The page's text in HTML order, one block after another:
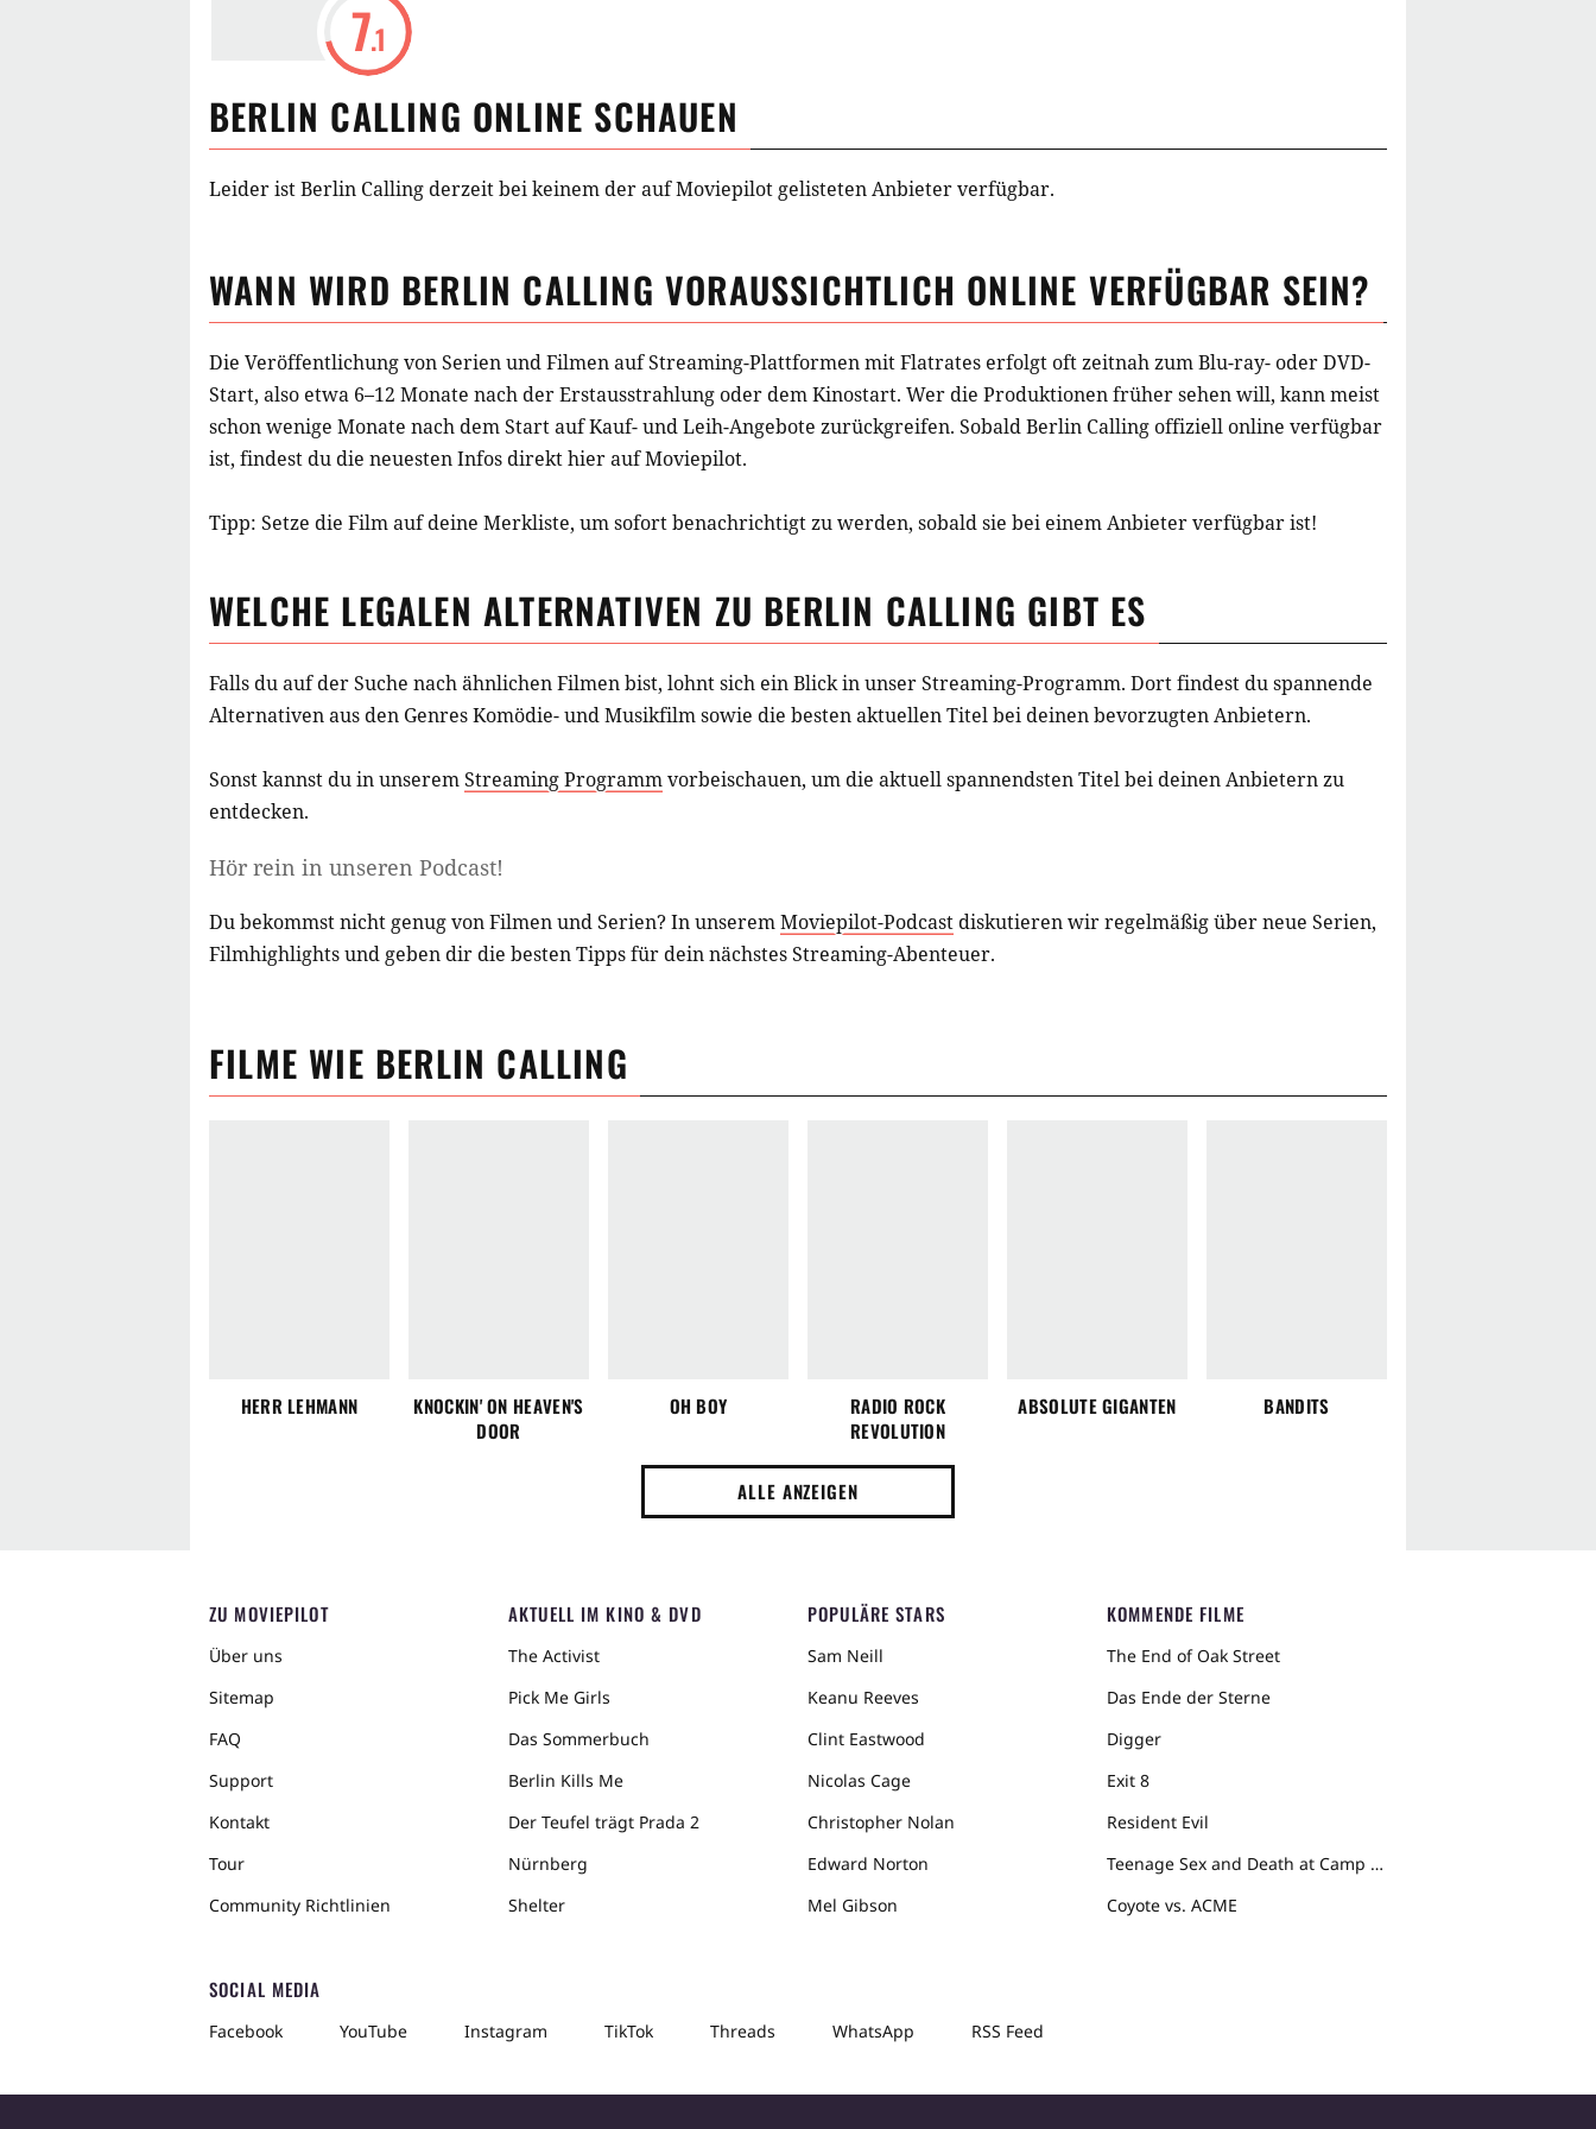
7.1
BERLIN CALLING ONLINE SCHAUEN
Leider ist Berlin Calling derzeit bei keinem der auf Moviepilot gelisteten Anbieter verfügbar.
WANN WIRD BERLIN CALLING VORAUSSICHTLICH ONLINE VERFÜGBAR SEIN?
Die Veröffentlichung von Serien und Filmen auf Streaming-Plattformen mit Flatrates erfolgt oft zeitnah zum Blu-ray- oder DVD-
Start, also etwa 6–12 Monate nach der Erstausstrahlung oder dem Kinostart. Wer die Produktionen früher sehen will, kann meist
schon wenige Monate nach dem Start auf Kauf- und Leih-Angebote zurückgreifen. SobaldBerlin Calling offiziell online verfügbar
ist, findest du die neuesten Infos direkt hier auf Moviepilot.
Tipp: Setze die Filmauf deine Merkliste, um sofort benachrichtigt zu werden, sobald sie bei einem Anbieter verfügbar ist!
WELCHE LEGALEN ALTERNATIVEN ZU BERLIN CALLING GIBT ES
Falls du auf der Suche nach ähnlichenFilmenbist, lohnt sich ein Blick in unser Streaming-Programm. Dort findest du spannende
Alternativen aus den Genres Komödie- und Musikfilmsowie die besten aktuellen Titel bei deinen bevorzugten Anbietern.
Sonst kannst du in unseremStreaming Programmvorbeischauen, um die aktuell spannendsten Titel bei deinen Anbietern zu
entdecken.
Hör rein in unseren Podcast!
Du bekommst nicht genug von Filmen und Serien? In unseremMoviepilot-Podcast diskutieren wir regelmäßig über neue Serien,
Filmhighlights und geben dir die besten Tipps für dein nächstes Streaming-Abenteuer.
FILME WIE BERLIN CALLING
HERR LEHMANN
KNOCKIN' ON HEAVEN'S
DOOR
OH BOY
RADIO ROCK
REVOLUTION
ABSOLUTE GIGANTEN BANDITS
ALLE ANZEIGEN
ZU MOVIEPILOT
Über uns
Sitemap
FAQ
Support
Kontakt
Tour
Community Richtlinien
AKTUELL IM KINO & DVD
The Activist
Pick Me Girls
Das Sommerbuch
Berlin Kills Me
Der Teufel trägt Prada 2
Nürnberg
Shelter
POPULÄRE STARS
Sam Neill
Keanu Reeves
Clint Eastwood
Nicolas Cage
Christopher Nolan
Edward Norton
Mel Gibson
KOMMENDE FILME
The End of Oak Street
Das Ende der Sterne
Digger
Exit 8
Resident Evil
Teenage Sex and Death at Camp Miasma
Coyote vs. ACME
SOCIAL MEDIA
Facebook YouTube Instagram TikTok Threads WhatsApp RSS Feed